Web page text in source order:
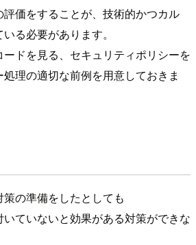
価をすることが、技術的かつカル
る必要があります。
ドを見る、セキュリティポリシーを
理の適切な前例を用意しておきま
の準備をしたとしても
ていないと効果がある対策ができな